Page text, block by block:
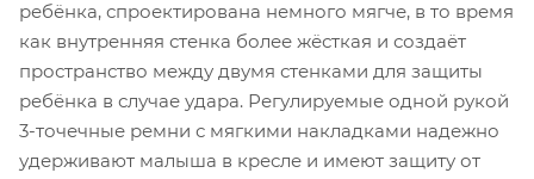
ребёнка, спроектирована немного мягче, в то время
как внутренняя стенка более жёсткая и создаёт
пространство между двумя стенками для защиты
ребёнка в случае удара. Регулируемые одной рукой
3-точечные ремни с мягкими накладками надежно
удерживают малыша в кресле и имеют защиту от